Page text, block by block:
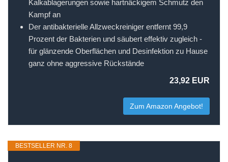
Kalkablagerungen sowie hartnäckigem Schmutz den
Kampf an
Der antibakterielle Allzweckreiniger entfernt 99,9
Prozent der Bakterien und säubert effektiv zugleich -
für glänzende Oberflächen und Desinfektion zu Hause
ganz ohne aggressive Rückstände
23,92 EUR
Zum Amazon Angebot!
BESTSELLER NR. 8